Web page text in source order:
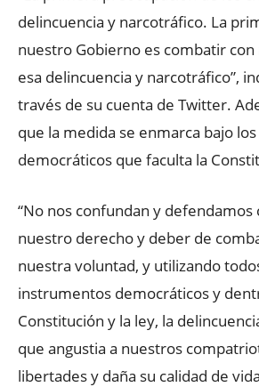
delincuencia y narcotráfico. La
nuestro Gobierno es combatir con
esa delincuencia y narcotráfico”,
través de su cuenta de Twitter.
que la medida se enmarca bajo
democráticos que faculta la
“No nos confundan y defendamos
nuestro derecho y deber de
nuestra voluntad, y utilizando
instrumentos democráticos y
Constitución y la ley, la
que angustia a nuestros
libertades y daña su calidad de